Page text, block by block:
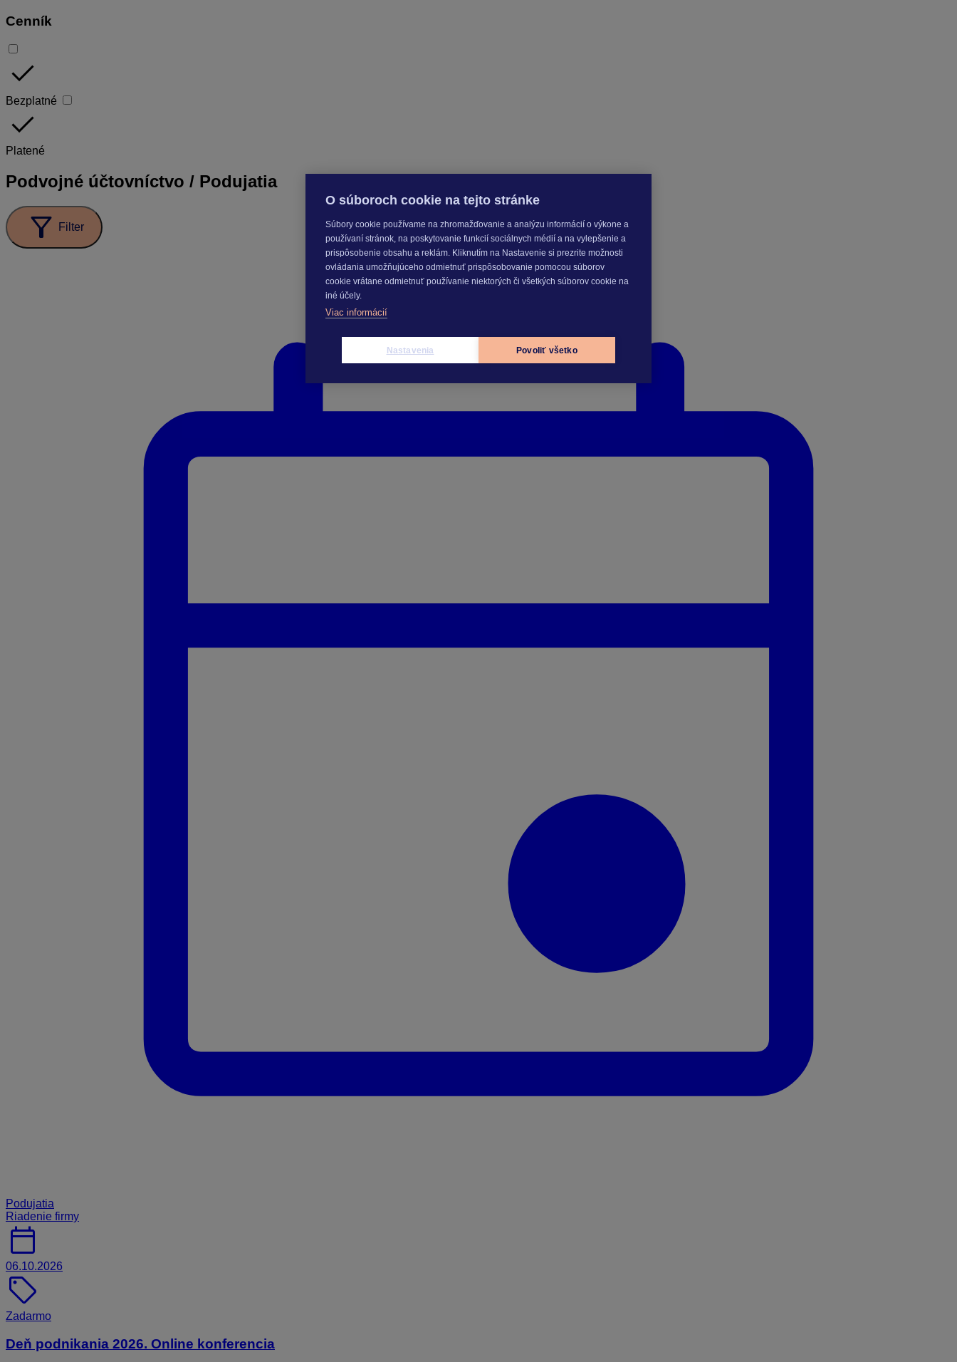
Cenník
done
Bezplatné
done
Platené
Podvojné účtovníctvo / Podujatia
filter_alt Filter
Podujatia
Riadenie firmy
calendar_today
06.10.2026
sell
Zadarmo
Deň podnikania 2026. Online konferencia
O súboroch cookie na tejto stránke
Súbory cookie používame na zhromažďovanie a analýzu informácií o výkone a
používaní stránok, na poskytovanie funkcií sociálnych médií a na vylepšenie a
prispôsobenie obsahu a reklám. Kliknutím na Nastavenie si prezrite možnosti
ovládania umožňujúceho odmietnuť prispôsobovanie pomocou súborov
cookie vrátane odmietnuť používanie niektorých či všetkých súborov cookie na
iné účely.
Viac informácií
Nastavenia Povoliť všetko